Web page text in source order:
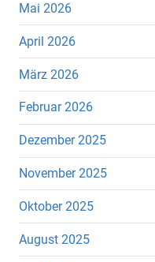
Mai 2026
April 2026
März 2026
Februar 2026
Dezember 2025
November 2025
Oktober 2025
August 2025